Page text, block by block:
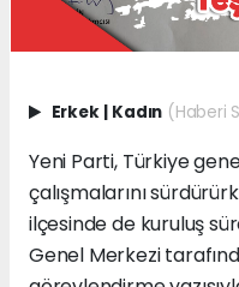
Erkek | Kadın (Haberi
Yeni Parti, Türkiye
çalışmalarını
ilçesinde de kuruluş
Genel Merkezi